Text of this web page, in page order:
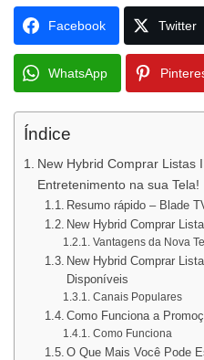
Facebook Twitter
WhatsApp
Índice
New Hybrid Comprar Listas
Entretenimento na sua Tela!
Resumo rápido – Blade
New Hybrid Comprar
Vantagens da Nova
New Hybrid Comprar
Disponíveis
Canais Populares
Como Funciona a
Como Funciona
O Que Mais Você Pode